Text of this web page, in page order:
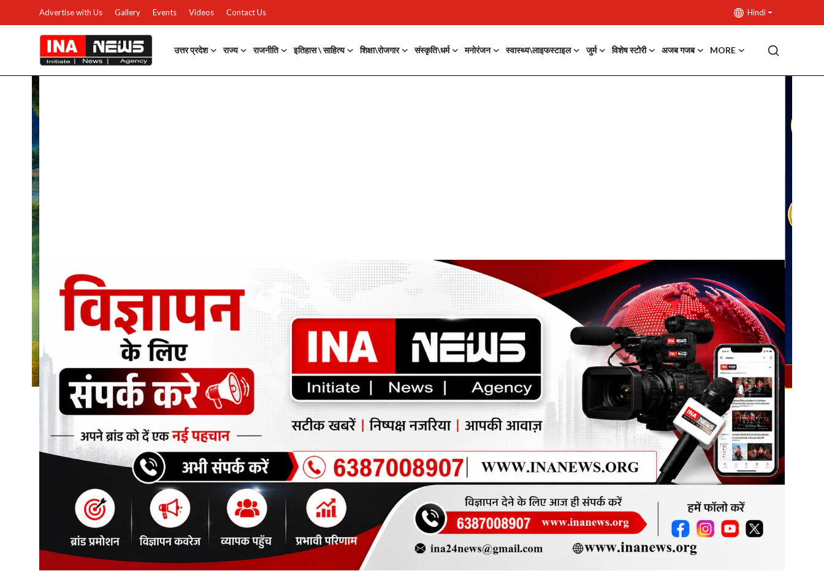
Advertise with Us Gallery Events Videos Contact Us Hindi
उत्तर प्रदेश राज्य राजनीति इतिहास \ साहित्य शिक्षा\रोजगार संस्कृति\धर्म मनोरंजन स्वास्थ्य\लाइफस्टाइल जुर्म विशेष स्टोरी अजब गजब MORE
उत्तर प्रदेश
Advertise with Us
Events
Gallery
राजनीति
Contacts
इतिहास \ साहित्य
शिक्षा\रोजगार
मनोरंजन
स्वास्थ्य\लाइफस्टाइल
अजब गजब
टेक्नोलॉजी / बिजनेस